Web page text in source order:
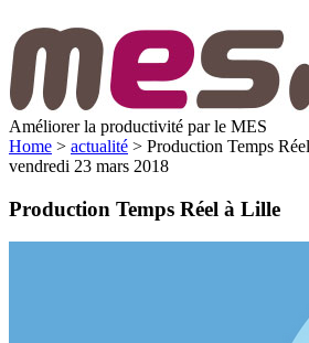
Améliorer la productivité par le MES
Home > actualité > Production Temps
vendredi 23 mars 2018
Production Temps Réel à Lille